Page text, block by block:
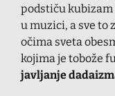
podstiču
u muzici, a sve to
očima sveta
kojima je tobože
javljanje